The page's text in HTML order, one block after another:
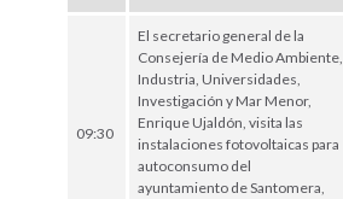
09:30
El secretario general de la
Consejería de Medio Ambiente,
Industria, Universidades,
Investigación y Mar Menor,
Enrique Ujaldón, visita las
instalaciones fotovoltaicas para
autoconsumo del
ayuntamiento de Santomera,